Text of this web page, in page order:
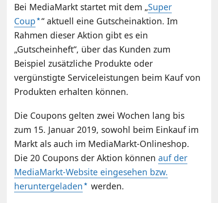
Bei MediaMarkt startet mit dem „Super
Coup “ aktuell eine Gutscheinaktion. Im
Rahmen dieser Aktion gibt es ein
„Gutscheinheft“, über das Kunden zum
Beispiel zusätzliche Produkte oder
vergünstigte Serviceleistungen beim Kauf von
Produkten erhalten können.
Die Coupons gelten zwei Wochen lang bis
zum 15. Januar 2019, sowohl beim Einkauf im
Markt als auch im MediaMarkt-Onlineshop.
Die 20 Coupons der Aktion könnenauf der
MediaMarkt-Website eingesehen bzw.
heruntergeladen
werden.